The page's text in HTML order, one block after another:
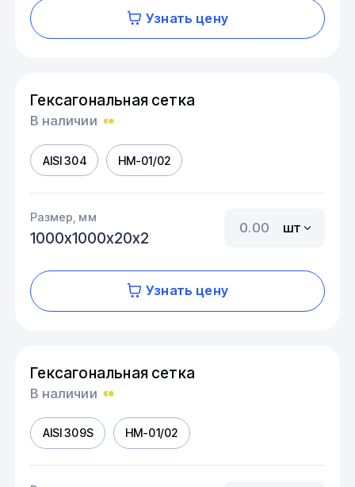
Узнать цену
Гексагональная сетка
В наличии
AISI 304 HM-01/02
Размер, мм
1000х1000х20х2
шт
Узнать цену
Гексагональная сетка
В наличии
AISI 309S HM-01/02